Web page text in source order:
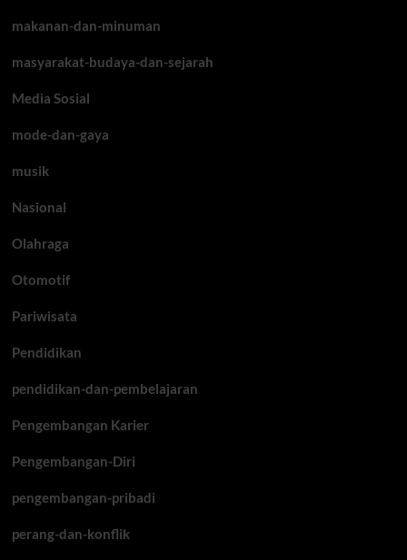
makanan-dan-minuman
masyarakat-budaya-dan-sejarah
Media Sosial
mode-dan-gaya
musik
Nasional
Olahraga
Otomotif
Pariwisata
Pendidikan
pendidikan-dan-pembelajaran
Pengembangan Karier
Pengembangan-Diri
pengembangan-pribadi
perang-dan-konflik